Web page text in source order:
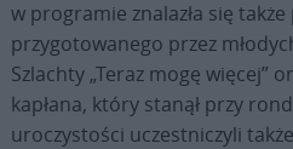
w programie znalazła się
przygotowanego przez
Szlachty „Teraz mogę więcej”
kapłana, który stanął przy
uroczystości uczestniczyli